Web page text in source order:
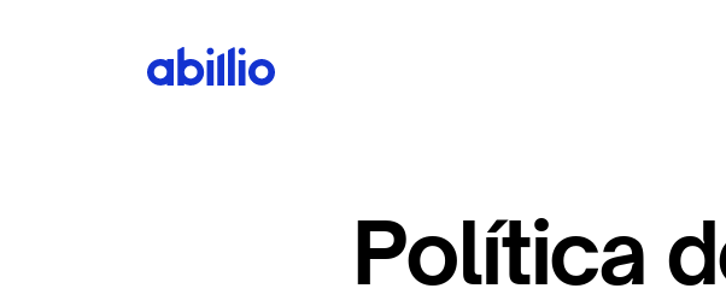
Política